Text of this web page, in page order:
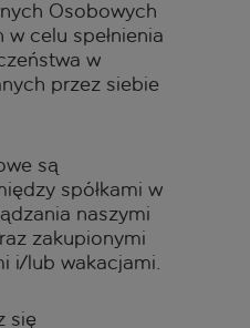
Osobowych
celu spełnienia
w
przez siebie
są
spółkami w
naszymi
zakupionymi
i/lub wakacjami.
się